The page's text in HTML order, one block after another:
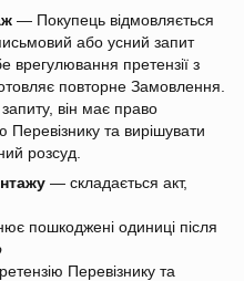
— Покупець відмовляється
або усний запит
претензії з
повторне Замовлення.
він має право
Перевізнику та вирішувати
розсуд.
— складається акт,
пошкоджені одиниці після
Перевізнику та